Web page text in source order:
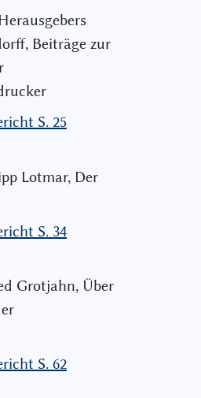
Beiträge zur
S. 25
Lotmar, Der
S. 34
Grotjahn, Über
S. 62